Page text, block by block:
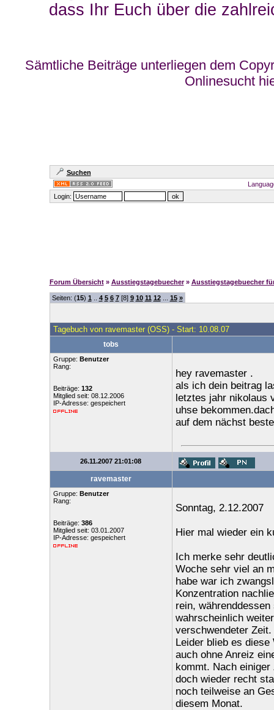
dass Ihr Euch über die
Sämtliche Beiträge unterliegen dem
Onlinesucht
Suchen
Login:
Forum Übersicht » Ausstiegstagebuecher » Ausstiegstagebuecher
Seiten: (15) 1 4 5 6 7[8] 9 10 11 12... 15 »
Tagebuch von ravemaster (OSS) - Start: 10.08.07
tobs
Gruppe: Benutzer
Rang:
Beiträge: 132
Mitglied seit: 08.12.2006
IP-Adresse: gespeichert
hey ravemaster .
als ich dein beitrag
letztes jahr nikolaus
uhse
auf dem nächst
26.11.2007 21:01:08
ravemaster
Gruppe: Benutzer
Rang:
Beiträge: 386
Mitglied seit: 03.01.2007
IP-Adresse: gespeichert
Sonntag, 2.12.2007
Hier mal wieder ein
Ich merke sehr
Woche sehr viel an
habe war ich
Konzentration
rein,
wahrscheinlich
verschwendeter Zeit.
Leider blieb es
auch ohne Anreiz
kommt. Nach
doch wieder recht
noch teilweise an
diesem Monat.